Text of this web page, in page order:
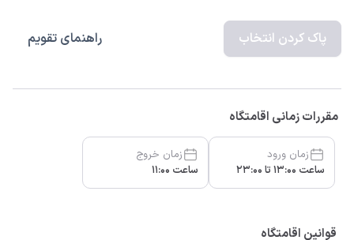
پاک کردن انتخاب راهنمای تقویم
مقررات زمانی اقامتگاه
زمان ورود
ساعت 13:00 تا 23:00
زمان خروج
ساعت 11:00
قوانین اقامتگاه